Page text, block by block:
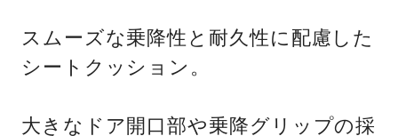
スムーズな乗降性と耐久性に配慮した
シートクッション。
大きなドア開口部や乗降グリップの採